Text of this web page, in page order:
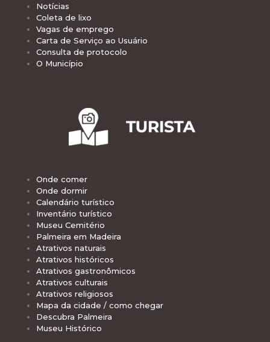
Notícias
Coleta de lixo
Vagas de emprego
Carta de Serviço ao Usuário
Consulta de protocolo
O Município
Onde comer
Onde dormir
Calendário turístico
Inventário turístico
Museu Cemitério
Palmeira em Madeira
Atrativos naturais
Atrativos históricos
Atrativos gastronômicos
Atrativos culturais
Atrativos religiosos
Mapa da cidade / como chegar
Descubra Palmeira
Museu Histórico